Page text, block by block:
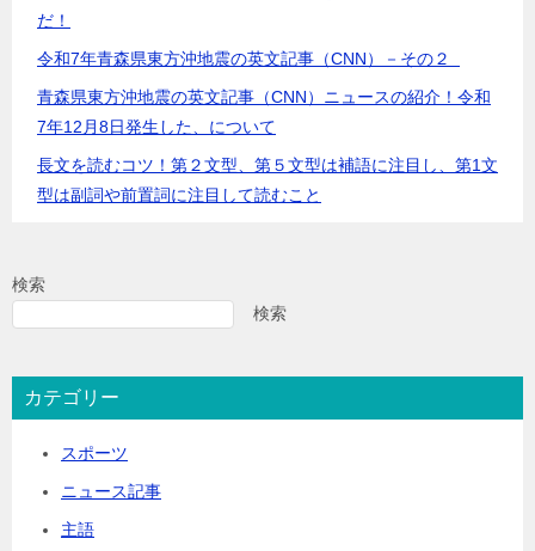
だ！
令和7年青森県東方沖地震の英文記事（CNN）－その２
青森県東方沖地震の英文記事（CNN）ニュースの紹介！令和
7年12月8日発生した、について
長文を読むコツ！第２文型、第５文型は補語に注目し、第1文
型は副詞や前置詞に注目して読むこと
検索
検索
カテゴリー
スポーツ
ニュース記事
主語